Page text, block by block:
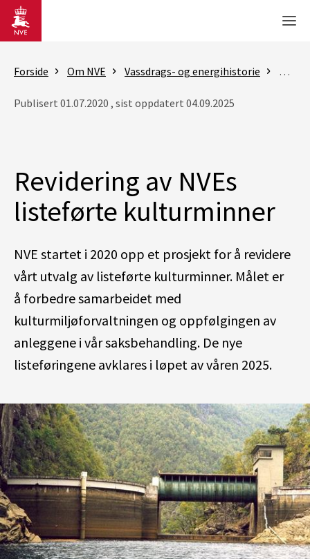
Gå til hovedinnhold
Forside Om NVE Vassdrags- og energihistorie
Publisert 01.07.2020 , sist oppdatert 04.09.2025
Revidering av NVEs
listeførte kulturminner
NVE startet i 2020 opp et prosjekt for å revidere
vårt utvalg av listeførte kulturminner. Målet er
å forbedresamarbeidet med
kulturmiljøforvaltningen og oppfølgingen av
anleggene i vår saksbehandling. De nye
listeføringene avklares i løpet av våren 2025.